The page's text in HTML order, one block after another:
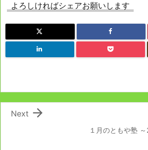
よろしければシェアお願いします
１月のともや塾

Next